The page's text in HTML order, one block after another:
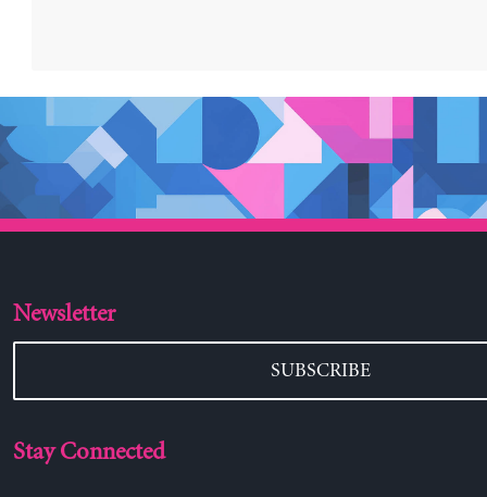
Newsletter
SUBSCRIBE
Stay Connected